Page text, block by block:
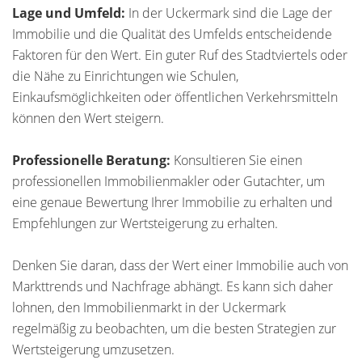
Lage und Umfeld: In der Uckermark sind die Lage der
Immobilie und die Qualität des Umfelds entscheidende
Faktoren für den Wert. Ein guter Ruf des Stadtviertels oder
die Nähe zu Einrichtungen wie Schulen,
Einkaufsmöglichkeiten oder öffentlichen Verkehrsmitteln
können den Wert steigern.
Professionelle Beratung: Konsultieren Sie einen
professionellen Immobilienmakler oder Gutachter, um
eine genaue Bewertung Ihrer Immobilie zu erhalten und
Empfehlungen zur Wertsteigerung zu erhalten.
Denken Sie daran, dass der Wert einer Immobilie auch von
Markttrends und Nachfrage abhängt. Es kann sich daher
lohnen, den Immobilienmarkt in der Uckermark
regelmäßig zu beobachten, um die besten Strategien zur
Wertsteigerung umzusetzen.